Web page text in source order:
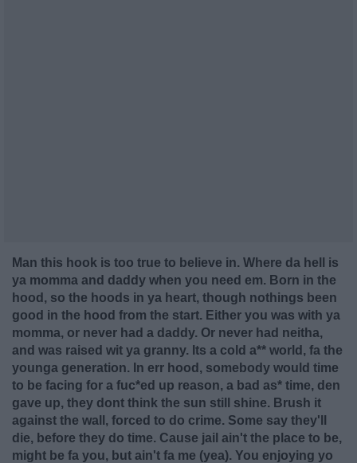
Man this hook is too true to believe in. Where da hell is
ya momma and daddy when you need em. Born in the
hood, so the hoods in ya heart, though nothings been
good in the hood from the start. Either you was with ya
momma, or never had a daddy. Or never had neitha,
and was raised wit ya granny. Its a cold a** world, fa the
younga generation. In err hood, somebody would time
to be facing for a fuc*ed up reason, a bad as* time, den
gave up, they dont think the sun still shine. Brush it
against the wall, forced to do crime. Some say they'll
die, before they do time. Cause jail ain't the place to be,
might be fa you, but ain't fa me (yea). You enjoying yo